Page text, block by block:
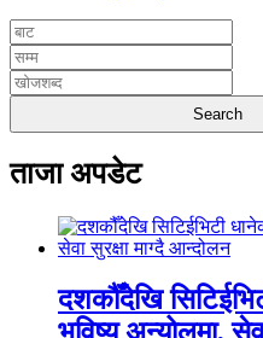
ताजा अपडेट
दशकौँदेखि
भविष्य अन्योलमा,